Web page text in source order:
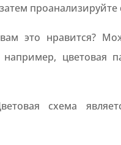
это нравится?
например, цветовая
схема